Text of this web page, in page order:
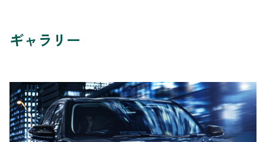
ギャラリー